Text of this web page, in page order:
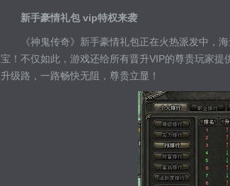
新手豪情礼包 vip特权来袭
《神鬼传奇》新手豪情礼包正在火热派发中，
宝！不仅如此，游戏还给所有晋升VIP的尊贵玩家
升级路，一路畅快无阻，尊贵立显！